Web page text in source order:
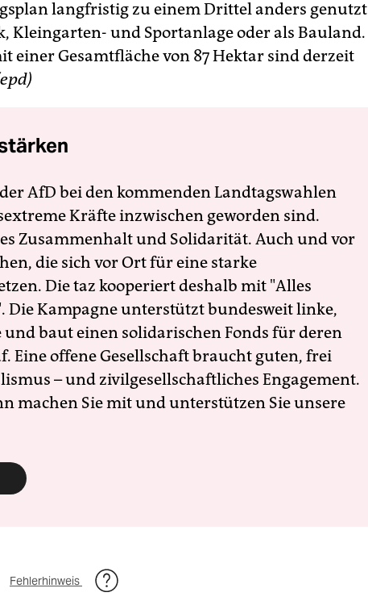
langfristig zu einem Drittel anders genutzt
Kleingarten- und Sportanlage oder als Bauland.
einer Gesamtfläche von 87 Hektar sind derzeit
AfD bei den kommenden Landtagswahlen
Kräfte inzwischen geworden sind.
Zusammenhalt und Solidarität. Auch und vor
die sich vor Ort für eine starke
Die taz kooperiert deshalb mit "Alles
Kampagne unterstützt bundesweit linke,
und baut einen solidarischen Fonds für deren
Eine offene Gesellschaft braucht guten, frei
– und zivilgesellschaftliches Engagement.
machen Sie mit und unterstützen Sie unsere
Fehlerhinweis